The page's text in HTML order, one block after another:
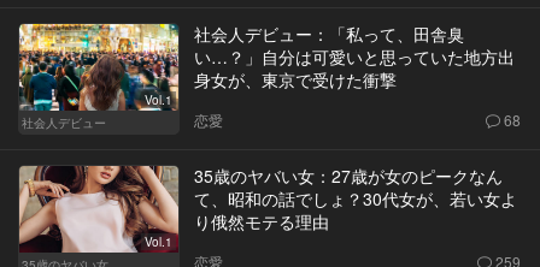
Vol.1
社会人デビュー
社会人デビュー：「私って、田舎臭
い…？」自分は可愛いと思っていた地方出
身女が、東京で受けた衝撃
恋愛 68
Vol.1
35歳のヤバい女：27歳が女のピークなん
て、昭和の話でしょ？30代女が、若い女よ
り俄然モテる理由
恋愛 259